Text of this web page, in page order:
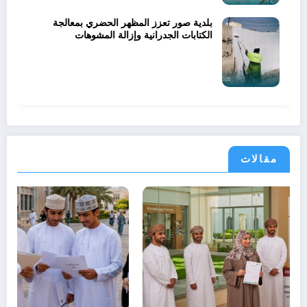
بلدية صور تعزز المظهر الحضري بمعالجة
الكتابات الجدرانية وإزالة المشوهات
مقالات